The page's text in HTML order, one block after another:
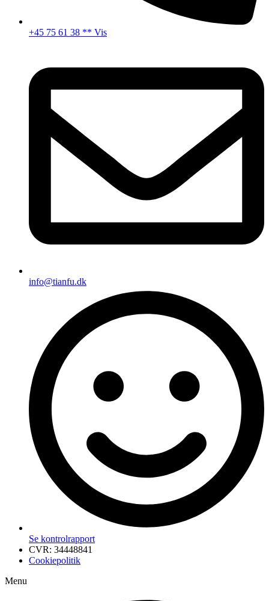
+45 75 61 38 ** Vis
info@tianfu.dk
Se kontrolrapport
CVR: 34448841
Cookiepolitik
Menu